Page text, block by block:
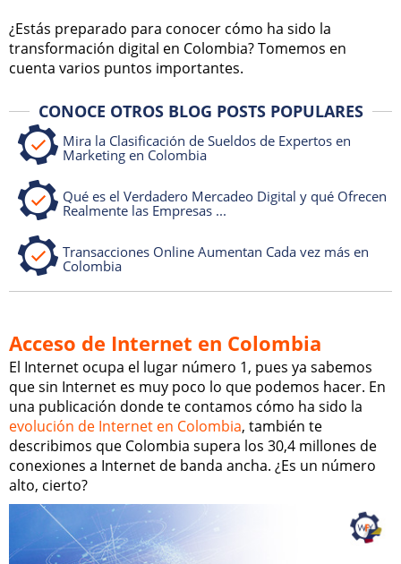
¿Estás preparado para conocer cómo ha sido la
transformación digital en Colombia? Tomemos en
cuenta varios puntos importantes.
CONOCE OTROS BLOG POSTS POPULARES
Mira la Clasificación de Sueldos de Expertos en
Marketing en Colombia
Qué es el Verdadero Mercadeo Digital y qué Ofrecen
Realmente las Empresas ...
Transacciones Online Aumentan Cada vez más en
Colombia
Acceso de Internet en Colombia
El Internet ocupa el lugar número 1, pues ya sabemos
que sin Internet es muy poco lo que podemos hacer. En
una publicación donde te contamos cómo ha sido la
evolución de Internet en Colombia, también te
describimos que Colombia supera los 30,4 millones de
conexiones a Internet de banda ancha. ¿Es un número
alto, cierto?